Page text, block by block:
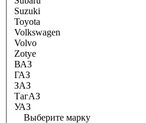
Suzuki
Toyota
Volkswagen
Volvo
Zotye
ВАЗ
ГАЗ
ЗАЗ
ТагАЗ
УАЗ
Выберите марку